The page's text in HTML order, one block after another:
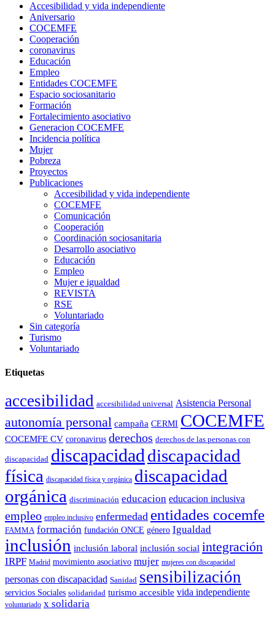
Accesibilidad y vida independiente
Aniversario
COCEMFE
Cooperación
coronavirus
Educación
Empleo
Entidades COCEMFE
Espacio sociosanitario
Formación
Fortalecimiento asociativo
Generacion COCEMFE
Incidencia política
Mujer
Pobreza
Proyectos
Publicaciones
Accesibilidad y vida independiente
COCEMFE
Comunicación
Cooperación
Coordinación sociosanitaria
Desarrollo asociativo
Educación
Empleo
Mujer e igualdad
REVISTA
RSE
Voluntariado
Sin categoría
Turismo
Voluntariado
Etiquetas
accesibilidad accesibilidad universal Asistencia Personal
autonomía personal campaña CERMI COCEMFE
COCEMFE CV coronavirus derechos derechos de las personas con
discapacidad discapacidad discapacidad
física discapacidad física y orgánica discapacidad
orgánica discriminación educacion educacion inclusiva
empleo empleo inclusivo enfermedad entidades cocemfe
FAMMA formación fundación ONCE género Igualdad
inclusión inclusión laboral inclusión social integración
IRPF Madrid movimiento asociativo mujer mujeres con discapacidad
personas con discapacidad Sanidad sensibilización
servicios Sociales solidaridad turismo accesible vida independiente
voluntariado x solidaria